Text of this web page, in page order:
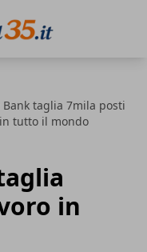
Bank taglia 7mila posti
tutto il mondo
in